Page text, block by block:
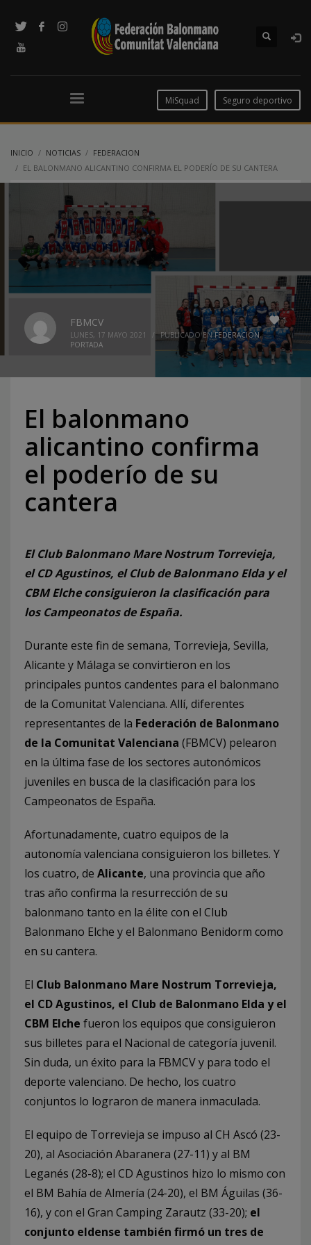
MiSquad Seguro deportivo
INICIO NOTICIAS
FEDERACION
EL BALONMANO ALICANTINO CONFIRMA EL PODERÍO DE SU CANTERA
1
FBMCV
LUNES, 17 MAYO 2021 / PUBLICADO ENFEDERACION,
PORTADA
El balonmano
alicantino confirma
el poderío de su
cantera
El Club Balonmano Mare Nostrum Torrevieja,
el CD Agustinos, el Club de Balonmano Elda y el
CBM Elche consiguieron la clasificación para
los Campeonatos de España.
Durante este fin de semana, Torrevieja, Sevilla,
Alicante y Málaga se convirtieron en los
principales puntos candentes para el balonmano
de la Comunitat Valenciana. Allí, diferentes
representantes de la Federación de Balonmano
de la Comunitat Valenciana (FBMCV) pelearon
en la última fase de los sectores autonómicos
juveniles en busca de la clasificación para los
Campeonatos de España.
Afortunadamente, cuatro equipos de la
autonomía valenciana consiguieron los billetes. Y
los cuatro, de Alicante, una provincia que año
tras año confirma la resurrección de su
balonmano tanto en la élite con el Club
Balonmano Elche y el Balonmano Benidorm como
en su cantera.
El Club Balonmano Mare Nostrum Torrevieja,
el CD Agustinos, el Club de Balonmano Elda y el
CBM Elche fueron los equipos que consiguieron
sus billetes para el Nacional de categoría juvenil.
Sin duda, un éxito para la FBMCV y para todo el
deporte valenciano. De hecho, los cuatro
conjuntos lo lograron de manera inmaculada.
El equipo de Torrevieja se impuso al CH Ascó (23-
20), al Asociación Abaranera (27-11) y al BM
Leganés (28-8); el CD Agustinos hizo lo mismo con
el BM Bahía de Almería (24-20), el BM Águilas (36-
16), y con el Gran Camping Zarautz (33-20); el
conjunto eldense también firmó un tres de